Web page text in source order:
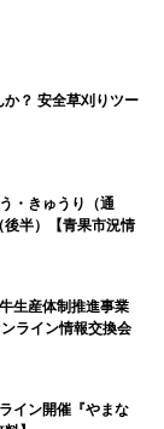
？ 安全草刈りツー
・きゅうり（通
後半）【青果市況情
生産体制推進事業
ライン情報交換会
イン開催『やまな